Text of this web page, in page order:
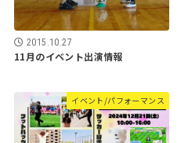
2015.10.27
11月のイベント出演情報
イベント/パフォーマンス